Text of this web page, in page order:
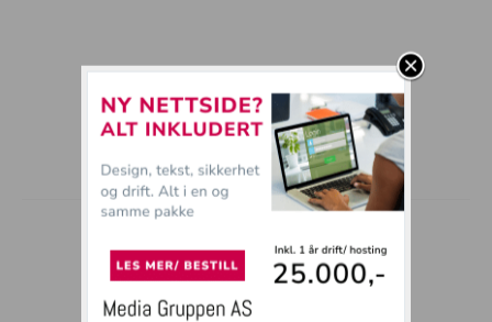
mer tullball